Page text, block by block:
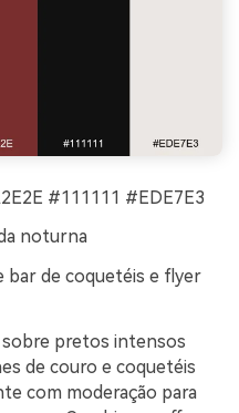
#111111 #EDE7E3
noturna
bar de coquetéis e flyer
sobre pretos intensos
de couro e coquetéis
com moderação para